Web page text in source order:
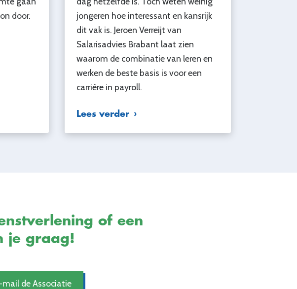
door.
jongeren hoe interessant en kansrijk
dit vak is. Jeroen Verreijt van
Salarisadvies Brabant laat zien
waarom de combinatie van leren en
werken de beste basis is voor een
carrière in payroll.
Lees verder
of een
je graag!
mail de Associatie